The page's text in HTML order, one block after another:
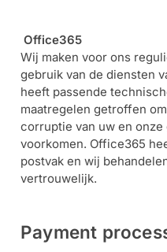
Office365
Wij maken voor ons
gebruik van de diensten
heeft passende
maatregelen getroffen
corruptie van uw en
voorkomen. Office365
postvak en wij
vertrouwelijk.
Payment